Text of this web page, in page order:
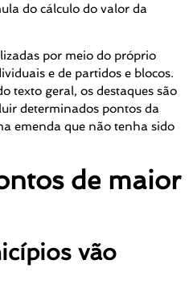
do cálculo do valor da
por meio do próprio
e de partidos e blocos.
texto geral, os destaques são
determinados pontos da
emenda que não tenha sido
de maior
vão